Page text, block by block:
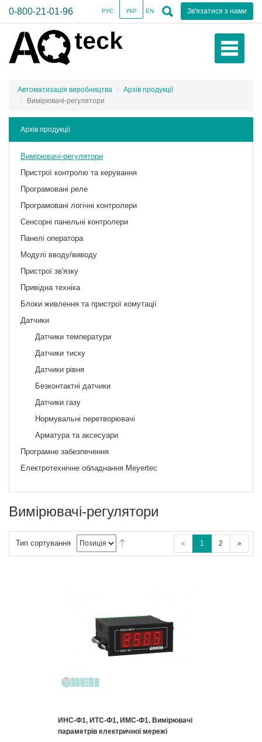
0-800-21-01-96 Зв'язатися з нами
РУС УКР EN
Автоматизація виробництва
Архів продукції
Вимірювачі-регулятори
Архів продукції
Вимірювачі-регулятори
Пристрої контролю та керування
Програмовані реле
Програмовані логічні контролери
Сенсорні панельні контролери
Панелі оператора
Модулі вводу/виводу
Пристрої зв'язку
Привідна техніка
Блоки живлення та пристрої комутації
Датчики
Датчики температури
Датчики тиску
Датчики рівня
Безконтактні датчики
Датчики газу
Нормувальні перетворювачі
Арматура та аксесуари
Програмне забезпечення
Електротехнічне обладнання Meyertec
Вимірювачі-регулятори
Тип сортування « 1 2 »
ИНС-Ф1, ИТС-Ф1, ИМС-Ф1. Вимірювачі
параметрів електричної мережі